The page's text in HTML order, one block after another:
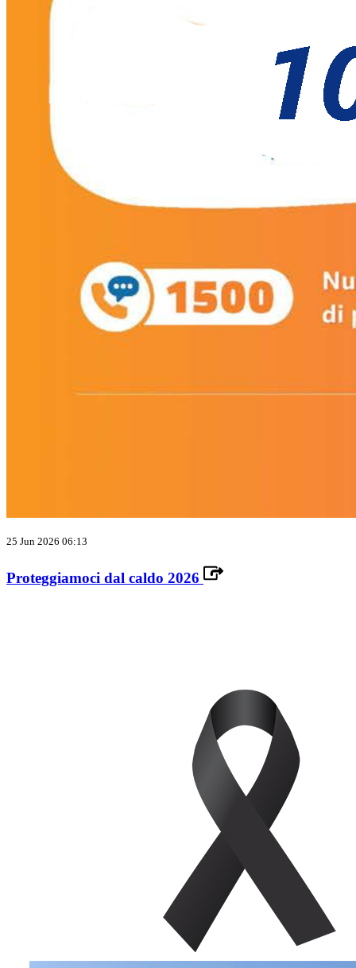
25 Jun 2026 06:13
Proteggiamoci dal caldo 2026